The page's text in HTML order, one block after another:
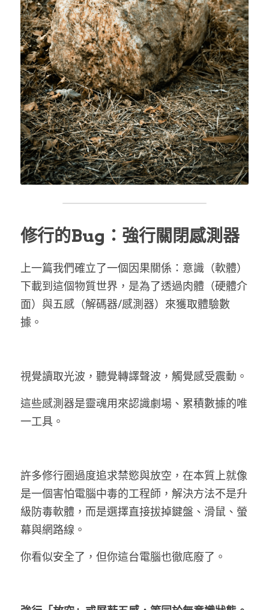
修行的Bug：強行關閉感測器
上一篇我們確立了一個因果關係：意識（軟體）
下載到這個物質世界，是為了透過肉體（硬體介
面）與五感（解碼器/感測器）來獲取體驗數
據。
視覺讀取光波，聽覺轉譯聲波，觸覺感受震動。
這些感測器是靈魂用來認識劇場、累積數據的唯
一工具。
許多修行圈過度追求禁慾與放空，在本質上就像
是一個害怕電腦中毒的工程師，解決方法不是升
級防毒軟體，而是選擇直接拔掉鍵盤、滑鼠、螢
幕與網路線。
你看似安全了，但你這台電腦也徹底廢了。